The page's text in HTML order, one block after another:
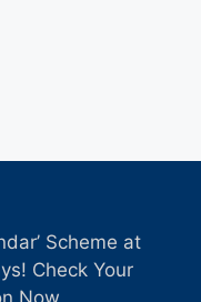
Scheme at
Check Your
Now